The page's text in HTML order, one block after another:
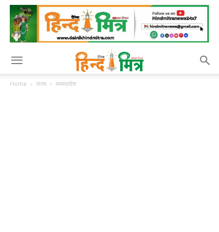
Home राज्य मध्यप्रदेश